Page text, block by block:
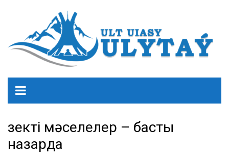
Өзекті мәселелер – басты
назарда